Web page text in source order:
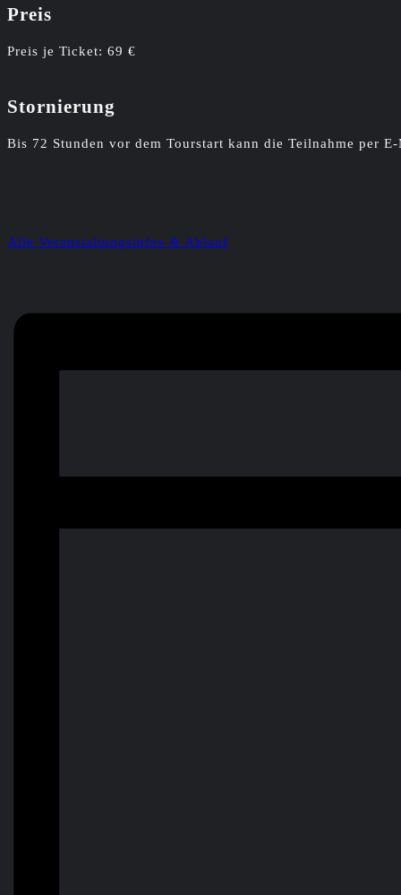
Preis
Preis je Ticket: 69 €
Stornierung
Bis 72 Stunden vor dem Tourstart kann die Teilnahme per
Alle Veranstaltungsinfos & Ablauf